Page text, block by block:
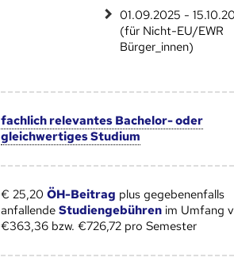
01.09.2025 -
(für Nicht-EU/EWR
Bürger_innen)
fachlich relevantes Bachelor- oder
gleichwertiges Studium
€ 25,20ÖH-Beitrag plus gegebenenfalls
anfallendeStudiengebühren im Umfang
€363,36 bzw. €726,72 pro Semester